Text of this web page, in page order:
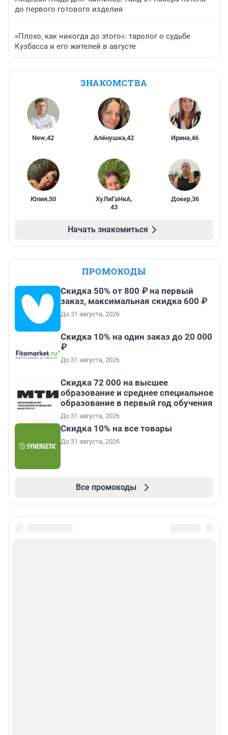
до первого готового изделия
«Плохо, как никогда до этого»: таролог о судьбе
Кузбасса и его жителей в августе
ЗНАКОМСТВА
New,42 Алёнушка,42 Ирина,46
Юлия,50 ХуЛиГаНкА,
43
Докер,36
Начать знакомиться
ПРОМОКОДЫ
Скидка 50% от 800 ₽ на первый
заказ, максимальная скидка 600 ₽
До 31 августа, 2026
Скидка 10% на один заказ до 20 000
₽
До 31 августа, 2026
Скидка 72 000 на высшее
образование и среднее специальное
образование в первый год обучения
До 31 августа, 2026
Скидка 10% на все товары
До 31 августа, 2026
Все промокоды